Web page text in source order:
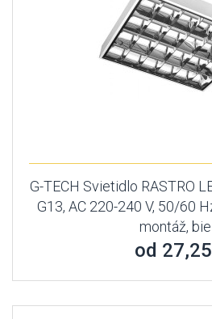
G-TECH Svietidlo RASTRO
G13, AC 220-240 V, 50/60
montáž,
od